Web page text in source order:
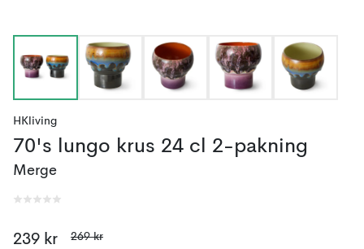
HKliving
70's lungo krus 24 cl 2-pakning
Merge
239 kr 269 kr